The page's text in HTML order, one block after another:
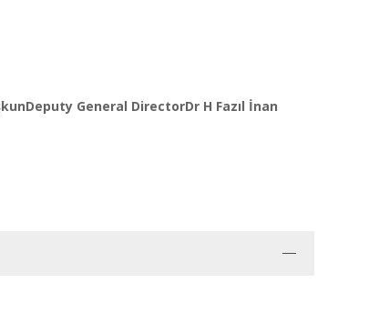
General DirectorDr H Fazıl İnan